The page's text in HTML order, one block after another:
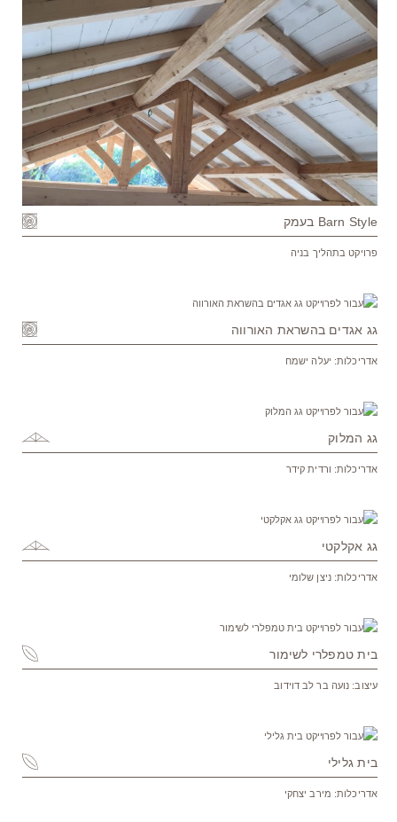
Barn Style בעמק
פרויקט בתהליך בניה
גג אגדים בהשראת האורווה
אדריכלות: יעלה ישמח
גג המלוק
אדריכלות: ורדית קידר
גג אקלקטי
אדריכלות: ניצן שלומי
בית טמפלרי לשימור
עיצוב: נועה בר לב דוידוב
בית גלילי
אדריכלות: מירב יצחקי